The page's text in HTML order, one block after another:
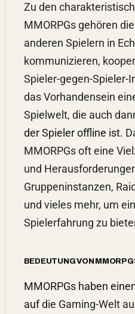
Zu den
MMORPGs gehören
anderen Spielern in
kommunizieren,
Spieler-gegen-Spieler-
das Vorhandensein
Spielwelt, die auch
der Spieler offline ist.
MMORPGs oft eine
und
Gruppeninstanzen,
und vieles mehr, um
Spielerfahrung zu
BEDEUTUNG VON
MMORPGs haben einen bedeutenden Einfluss
aufdie Gaming-Welt